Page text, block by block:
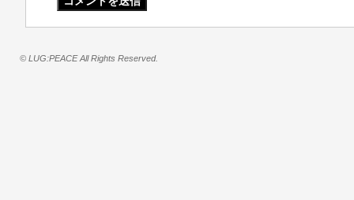
© LUG:PEACE All Rights Reserved.